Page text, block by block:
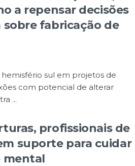
a repensar decisões
fabricação de
sul em projetos de
com potencial de alterar
...
profissionais de
suporte para cuidar
mental